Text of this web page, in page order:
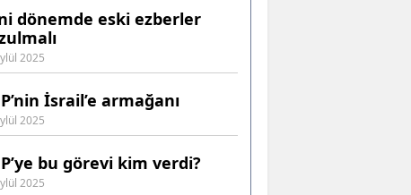
dönemde eski ezberler
2025
İsrail’e armağanı
2025
bu görevi kim verdi?
2025